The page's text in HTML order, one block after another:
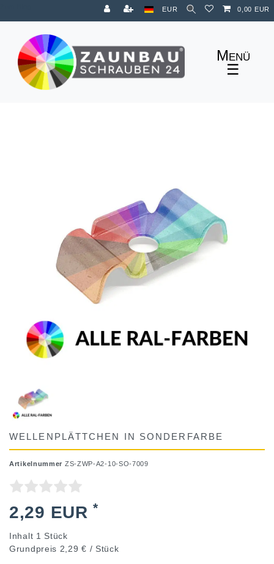
EUR 0,00 EUR
☰
WELLENPLÄTTCHEN IN SONDERFARBE
Artikelnummer ZS-ZWP-A2-10-SO-7009
2,29 EUR*
Inhalt 1 Stück
Grundpreis 2,29 € / Stück